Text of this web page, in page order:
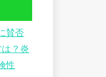
賛否
は？炎
性